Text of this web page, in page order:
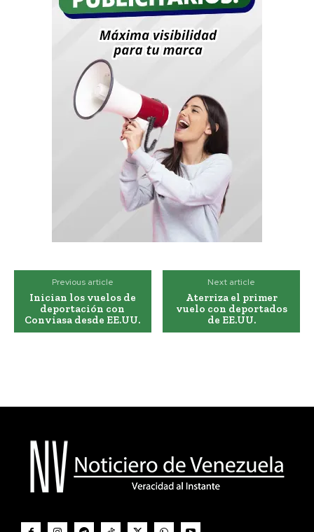
Previous article
Inician los vuelos de
deportación con
Conviasa desde EE.UU.
Next article
Aterriza el primer
vuelo con deportados
de EE.UU.